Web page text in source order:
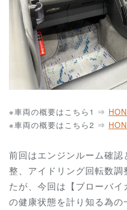
※車両の概要はこちら1 ⇒
※車両の概要はこちら2 ⇒
前回はエンジンルーム確
整、アイドリング回転数
たが、今回は【ブローバ
の健康状態を計り知る為